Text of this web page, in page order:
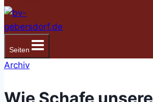
Seiten
Archiv